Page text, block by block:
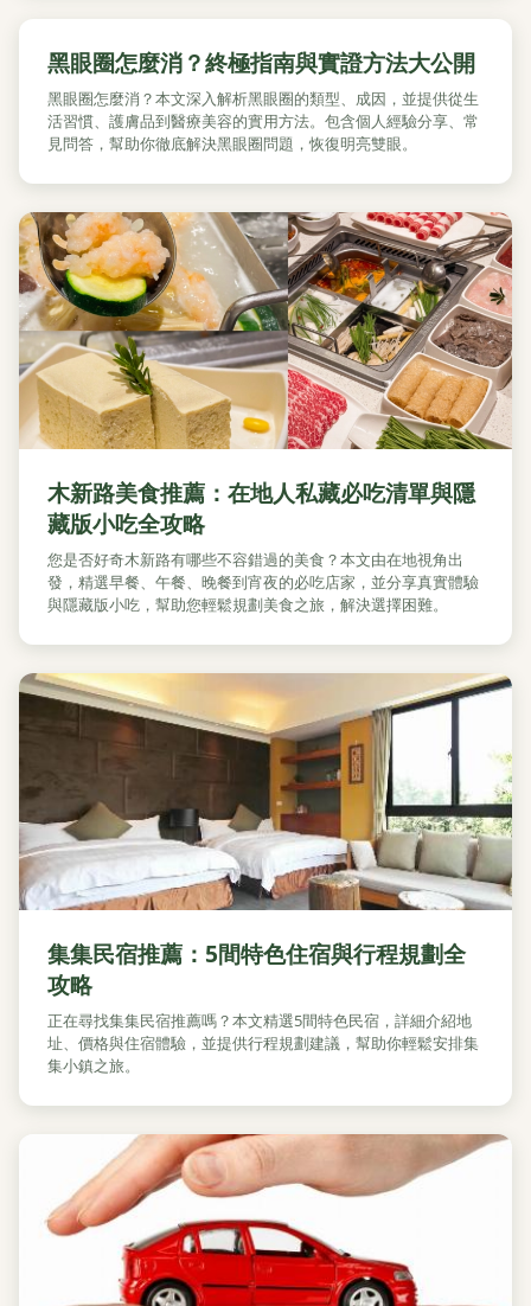
黑眼圈怎麼消？終極指南與實證方法大公開
黑眼圈怎麼消？本文深入解析黑眼圈的類型、成因，並提供從生
活習慣、護膚品到醫療美容的實用方法。包含個人經驗分享、常
見問答，幫助你徹底解決黑眼圈問題，恢復明亮雙眼。
木新路美食推薦：在地人私藏必吃清單與隱
藏版小吃全攻略
您是否好奇木新路有哪些不容錯過的美食？本文由在地視角出
發，精選早餐、午餐、晚餐到宵夜的必吃店家，並分享真實體驗
與隱藏版小吃，幫助您輕鬆規劃美食之旅，解決選擇困難。
集集民宿推薦：5間特色住宿與行程規劃全
攻略
正在尋找集集民宿推薦嗎？本文精選5間特色民宿，詳細介紹地
址、價格與住宿體驗，並提供行程規劃建議，幫助你輕鬆安排集
集小鎮之旅。